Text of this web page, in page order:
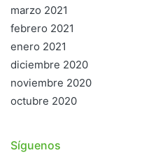
marzo 2021
febrero 2021
enero 2021
diciembre 2020
noviembre 2020
octubre 2020
Síguenos